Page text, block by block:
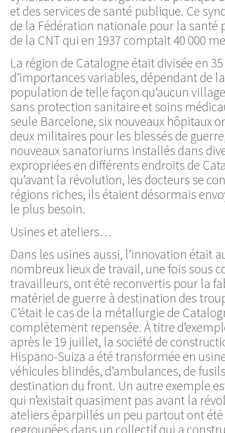
et des services de santé publique. Ce
de la Fédération nationale pour la santé
de la CNT qui en 1937 comptait 40 000
La région de Catalogne était divisée en
d’importances variables, dépendant de
population de telle façon qu’aucun
sans protection sanitaire et soins
seule Barcelone, six nouveaux hôpitaux
deux militaires pour les blessés de
nouveaux sanatoriums installés dans
expropriées en différents endroits de
qu’avant la révolution, les docteurs se
régions riches, ils étaient désormais
le plus besoin.
Usines et ateliers…
Dans les usines aussi, l’innovation était
nombreux lieux de travail, une fois sous
travailleurs, ont été reconvertis pour la
matériel de guerre à destination des
C’était le cas de la métallurgie de
complètement repensée. À titre
après le 19 juillet, la société de
Hispano-Suiza a été transformée en
véhicules blindés, d’ambulances, de
destination du front. Un autre exemple
qui n’existait quasiment pas avant la
ateliers éparpillés un peu partout ont
regroupées dans un collectif qui a